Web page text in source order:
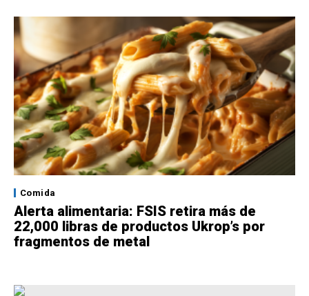
Comida
Alerta alimentaria: FSIS retira más de
22,000 libras de productos Ukrop’s por
fragmentos de metal